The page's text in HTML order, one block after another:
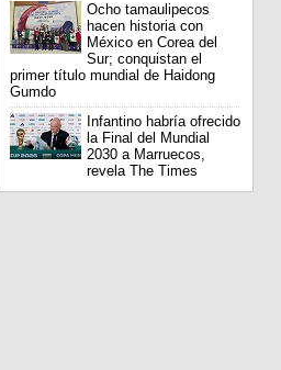
Ocho tamaulipecos
hacen historia con
México en Corea del
Sur; conquistan el
primer título mundial de Haidong
Gumdo
Infantino habría ofrecido
la Final del Mundial
2030 a Marruecos,
revela The Times